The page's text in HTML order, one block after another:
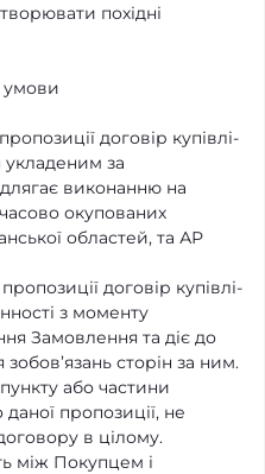
похідні
умови
договір купівлі-
за
виконанню на
окупованих
областей, та АР
договір купівлі-
з моменту
Замовлення та діє до
сторін за ним.
або частини
пропозиції, не
в цілому.
між Покупцем і